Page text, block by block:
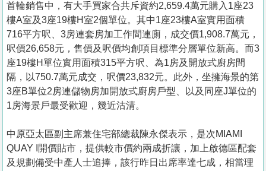
首輪銷售中，有大手買家合共斥資約2,659.4萬元購入1座23
樓A室及3座19樓H室2個單位。其中1座23樓A室實用面積
716平方呎、3房連套房加工作間連廁，成交價1,908.7萬元，
呎價26,658元，售價及呎價均創項目標準分層單位新高。而3
座19樓H單位實用面積315平方呎、為1房及開放式廚房間
隔，以750.7萬元成交，呎價23,832元。此外，坐擁海景的第
3座B單位2房連儲物房加開放式廚房戶型、以及同座J單位的
1房海景戶最受歡迎，幾近沽清。
中原亞太區副主席兼住宅部總裁陳永傑表示，是次MIAMI
QUAY I開價貼市，提供較市價約兩成折讓，加上啟德區配套
及規劃備受中產人士追捧，該行昨日出席率達七成，相當理